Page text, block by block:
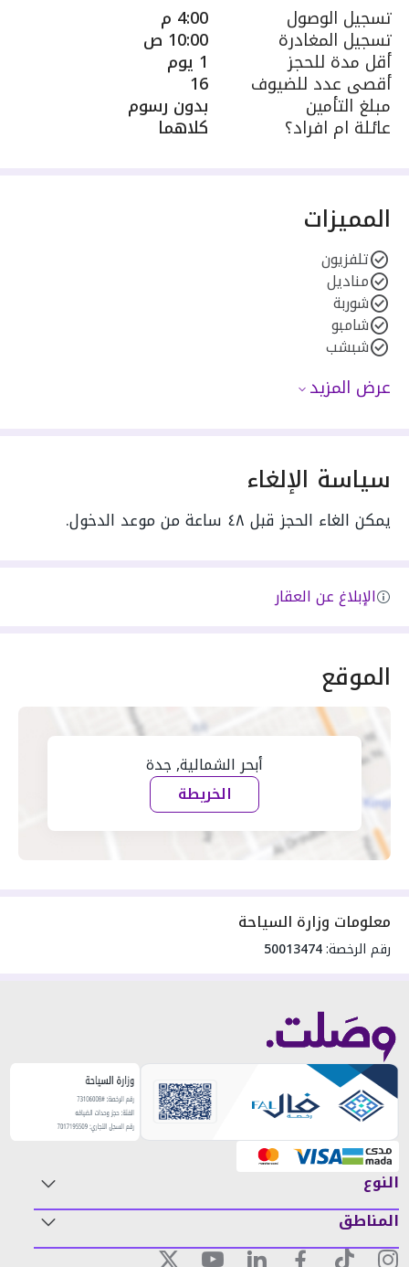
تسجيل الوصول 4:00 م
تسجيل المغادرة 10:00 ص
أقل مدة للحجز 1 يوم
أقصى عدد للضيوف 16
مبلغ التأمين بدون رسوم
عائلة ام افراد؟ كلاهما
المميزات
تلفزيون
مناديل
شوربة
شامبو
شبشب
عرض المزيد
سياسة الإلغاء
يمكن الغاء الحجز قبل ٤٨ ساعة من موعد الدخول.
الإبلاغ عن العقار
الموقع
أبحر الشمالية, جدة
الخريطة
معلومات وزارة السياحة
رقم الرخصة:50013474
النوع
المناطق